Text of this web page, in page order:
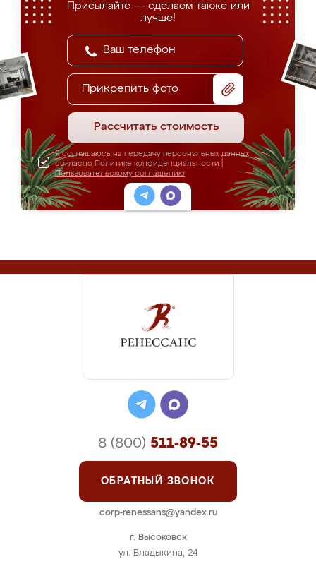
Присылайте — сделаем также или
лучше!
Прикрепить фото
Рассчитать стоимость
Я соглашаюсь на передачу персональных данных
согласно Политике конфиденциальности
Пользовательскому соглашению
г. Высоковск
ул. Владыкина, 24
8 (800) 511-89-55
ОБРАТНЫЙ ЗВОНОК
corp-renessans@yandex.ru